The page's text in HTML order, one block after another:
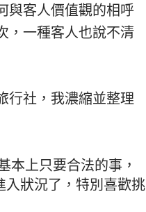
與客人價值觀的相呼
，一種客人也說不清
行社，我濃縮並整理
本上只要合法的事，
入狀況了，特別喜歡挑